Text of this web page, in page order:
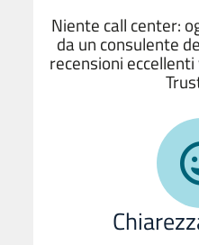
Niente call center:
da un consulente
recensioni